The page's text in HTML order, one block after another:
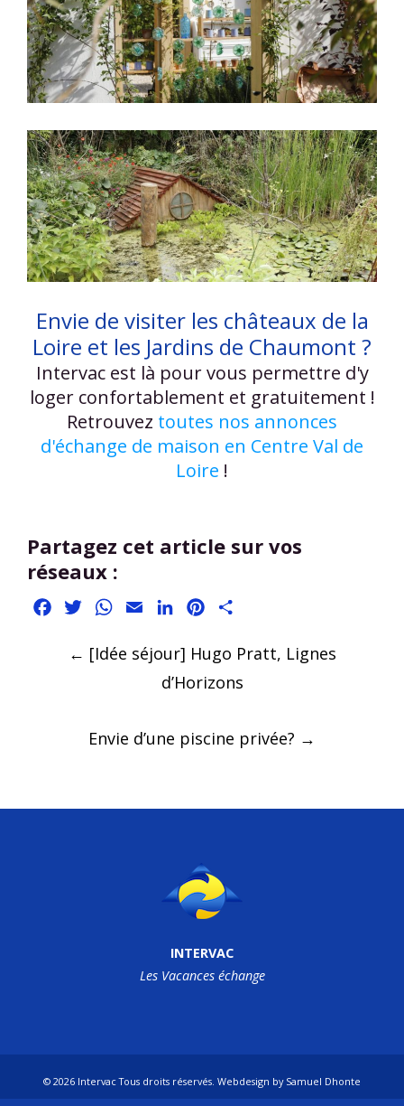
Envie de visiter les châteaux de la
Loire et les Jardins de Chaumont ?
Intervac est là pour vous permettre d'y
loger confortablement et gratuitement !
Retrouvez toutes nos annonces
d'échange de maison en Centre Val de
Loire !
Partagez cet article sur vos
réseaux :
FacebookTwitterWhatsApp
Email LinkedInPinterest
Post
navigation
← [Idée séjour] Hugo Pratt, Lignes
d’Horizons
Envie d’une piscine privée? →
INTERVAC
Les Vacances échange
© 2026 IntervacTous droits réservés. Webdesign by Samuel Dhonte